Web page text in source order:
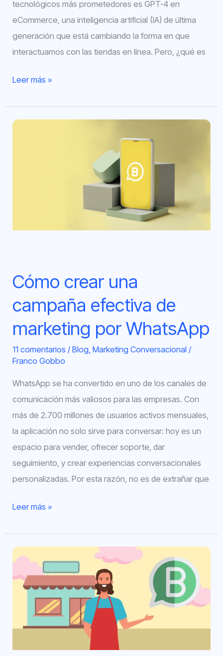
tecnológicos más prometedores es GPT-4 en
eCommerce, una inteligencia artificial (IA) de última
generación que está cambiando la forma en que
interactuamos con las tiendas en línea. Pero, ¿qué es
Leer más »
Cómo crear una
campaña efectiva de
marketing por WhatsApp
11 comentarios /Blog,Marketing Conversacional /
Franco Gobbo
WhatsApp se ha convertido en uno de los canales de
comunicación más valiosos para las empresas. Con
más de 2.700 millones de usuarios activos mensuales,
la aplicación no solo sirve para conversar: hoy es un
espacio para vender, ofrecer soporte, dar
seguimiento, y crear experiencias conversacionales
personalizadas. Por esta razón, no es de extrañar que
Cómo
Leer más »
WhatsApp
negocios:
cómo